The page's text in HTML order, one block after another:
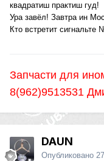
квадратиш практиш гуд!
Ура завёл! Завтра ин
Кто встретит сигнальте
Запчасти для
8(962)9513531
DAUN
Опубликовано